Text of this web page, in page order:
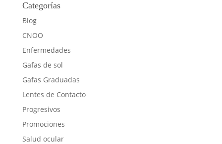
Categorías
Blog
CNOO
Enfermedades
Gafas de sol
Gafas Graduadas
Lentes de Contacto
Progresivos
Promociones
Salud ocular